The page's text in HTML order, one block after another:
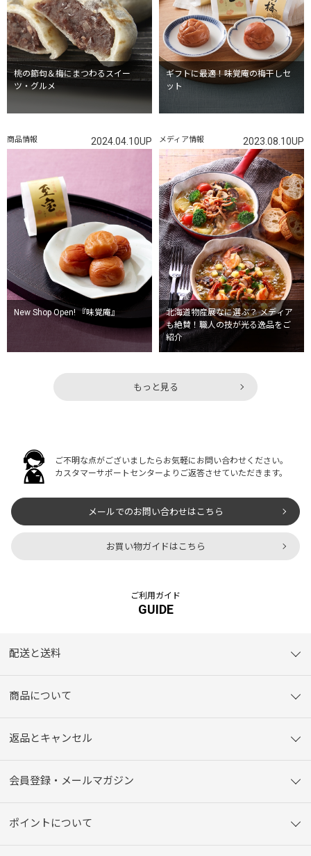
桃の節句＆梅にまつわるスイー
ツ・グルメ
ギフトに最適！味覚庵の梅干しセ
ット
New Shop Open! 『味覚庵』
商品情報 2024.04.10UP
北海道物産展なに選ぶ？ メディア
も絶賛！職人の技が光る逸品をご
紹介
メディア情報 2023.08.10UP
もっと見る
ご不明な点がございましたらお気軽にお問い合わせください。
カスタマーサポートセンターよりご返答させていただきます。
メールでのお問い合わせはこちら
お買い物ガイドはこちら
ご利用ガイド
GUIDE
配送と送料
商品について
返品とキャンセル
会員登録・メールマガジン
ポイントについて